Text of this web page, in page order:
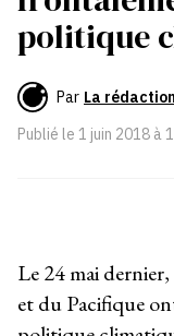
politique
Par La rédaction
Publié le 1 juin 2018 à
Le 24 mai
et du Pacifique